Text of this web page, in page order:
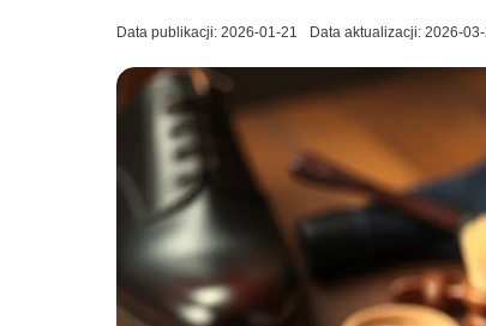
Data publikacji: 2026-01-21 Data aktualizacji: 2026-